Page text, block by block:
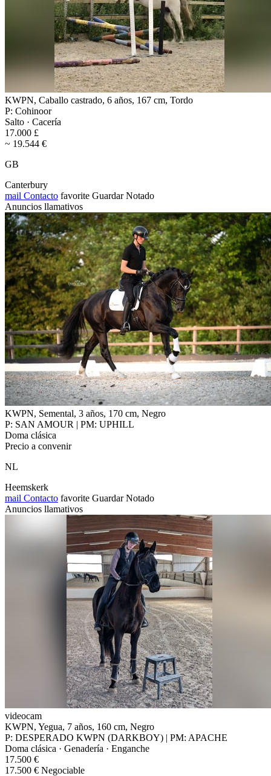
KWPN, Caballo castrado, 6 años, 167 cm, Tordo
P: Cohinoor
Salto · Cacería
17.000 £
~ 19.544 €
GB
Canterbury
mail Contacto favorite Guardar Notado
Anuncios llamativos
KWPN, Semental, 3 años, 170 cm, Negro
P: SAN AMOUR | PM: UPHILL
Doma clásica
Precio a convenir
NL
Heemskerk
mail Contacto favorite Guardar Notado
Anuncios llamativos
videocam
KWPN, Yegua, 7 años, 160 cm, Negro
P: DESPERADO KWPN (DARKBOY) | PM: APACHE
Doma clásica · Genadería · Enganche
17.500 €
17.500 € Negociable